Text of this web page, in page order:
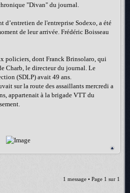
"Divan" du journal.
d’entretien de l'entreprise Sodexo, a été
de leur arrivée. Frédéric Boisseau
policiers, dont Franck Brinsolaro, qui
Charb, le directeur du journal. Le
(SDLP) avait 49 ans.
sur la route des assaillants mercredi a
appartenait à la brigade VTT du
1 message • Page 1 sur 1